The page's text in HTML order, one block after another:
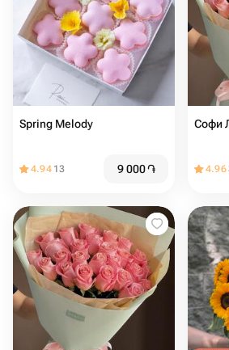
Spring Melody
4.94 13 9 000֏
Софи
4.96